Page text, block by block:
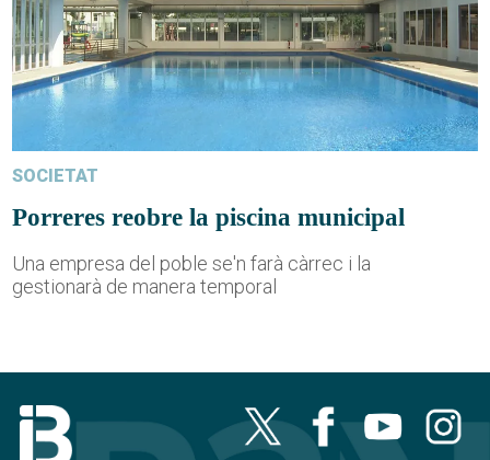
SOCIETAT
Porreres reobre la piscina municipal
Una empresa del poble se'n farà càrrec i la
gestionarà de manera temporal